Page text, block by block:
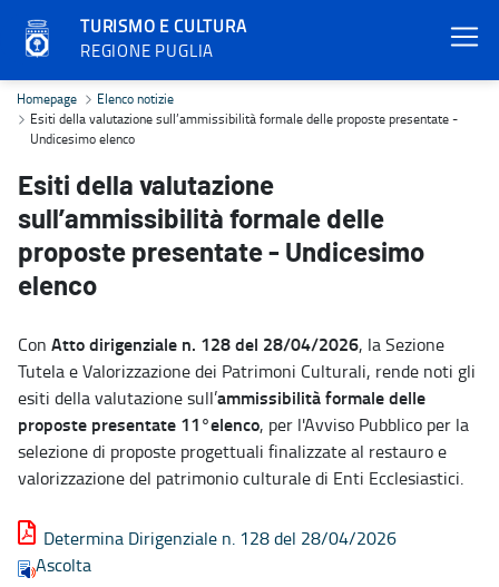
TURISMO E CULTURA
REGIONE PUGLIA
Esiti della valutazione sull’ammissibilità formale delle proposte
Homepage
Elenco notizie
Esiti della valutazione sull’ammissibilità formale delle proposte presentate -
Undicesimo elenco
Esiti della valutazione
sull’ammissibilità formale delle
proposte presentate - Undicesimo
elenco
Con Atto dirigenziale n. 128 del 28/04/2026, la Sezione
Tutela e Valorizzazione dei Patrimoni Culturali, rende noti gli
esiti della valutazione sull’ammissibilità formale delle
proposte presentate 11°elenco, per l'Avviso Pubblico per la
selezione di proposte progettuali finalizzate al restauro e
valorizzazione del patrimonio culturale di Enti Ecclesiastici.
Determina Dirigenziale n. 128 del 28/04/2026
Ascolta